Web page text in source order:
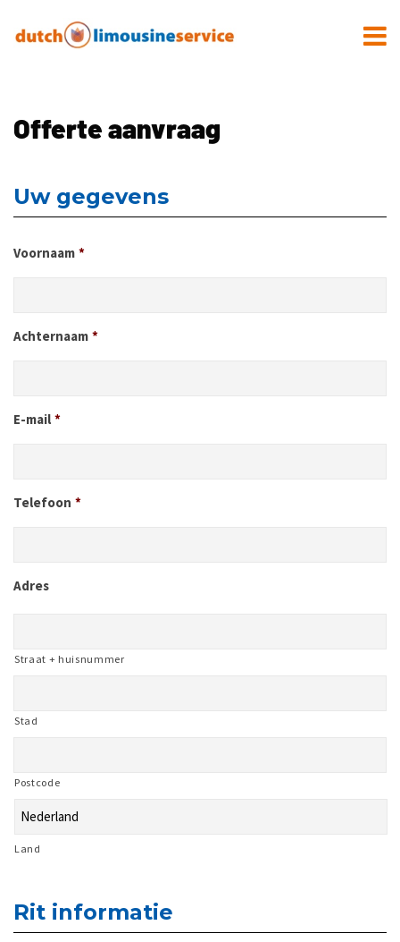
Offerte aanvraag
Uw gegevens
Voornaam *
Achternaam *
E-mail *
Telefoon *
Adres
Straat + huisnummer
Stad
Postcode
Land
Rit informatie